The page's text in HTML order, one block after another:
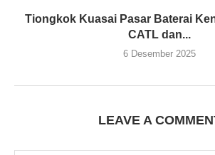
Tiongkok Kuasai Pasar Baterai
CATL dan...
6 Desember 2025
LEAVE A